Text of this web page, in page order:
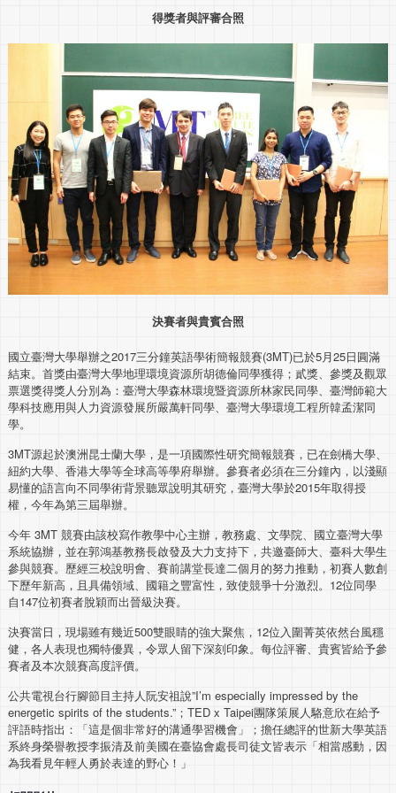
得獎者與評審合照
決賽者與貴賓合照
國立臺灣大學舉辦之2017三分鐘英語學術簡報競賽(3MT)已於5月25日圓滿
結束。首獎由臺灣大學地理環境資源所胡德倫同學獲得；貳獎、參獎及觀眾
票選獎得獎人分別為：臺灣大學森林環境暨資源所林家民同學、臺灣師範大
學科技應用與人力資源發展所嚴萬軒同學、臺灣大學環境工程所韓孟潔同
學。
3MT源起於澳洲昆士蘭大學，是一項國際性研究簡報競賽，已在劍橋大學、
紐約大學、香港大學等全球高等學府舉辦。參賽者必須在三分鐘內，以淺顯
易懂的語言向不同學術背景聽眾說明其研究，臺灣大學於2015年取得授
權，今年為第三屆舉辦。
今年 3MT 競賽由該校寫作教學中心主辦，教務處、文學院、國立臺灣大學
系統協辦，並在郭鴻基教務長啟發及大力支持下，共邀臺師大、臺科大學生
參與競賽。歷經三校說明會、賽前講堂長達二個月的努力推動，初賽人數創
下歷年新高，且具備領域、國籍之豐富性，致使競爭十分激烈。12位同學
自147位初賽者脫穎而出晉級決賽。
決賽當日，現場雖有幾近500雙眼睛的強大聚焦，12位入圍菁英依然台風穩
健，各人表現也獨特優異，令眾人留下深刻印象。每位評審、貴賓皆給予參
賽者及本次競賽高度評價。
公共電視台行腳節目主持人阮安祖說”I’m especially impressed by the
energetic spirits of the students.”；TED x Taipei團隊策展人駱意欣在給予
評語時指出：「這是個非常好的溝通學習機會」；擔任總評的世新大學英語
系終身榮譽教授李振清及前美國在臺協會處長司徒文皆表示「相當感動，因
為我看見年輕人勇於表達的野心！」